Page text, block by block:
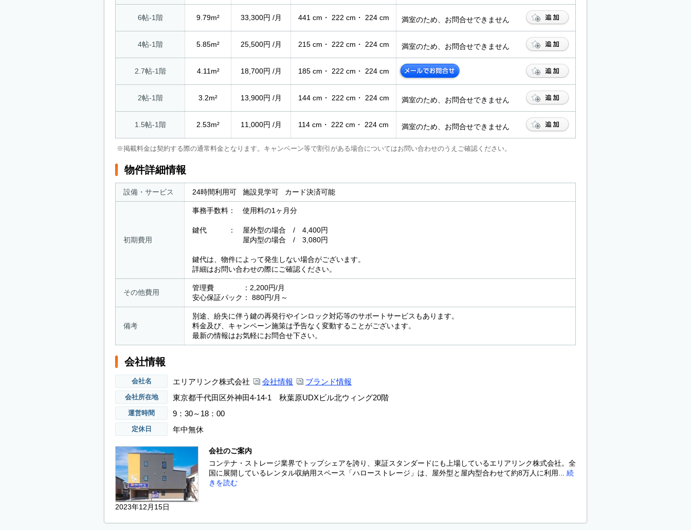
6帖-1階 9.79m² 33,300円 /月 441 cm・ 222 cm・ 224 cm 満室のため、お問合せできません
4帖-1階 5.85m² 25,500円 /月 215 cm・ 222 cm・ 224 cm 満室のため、お問合せできません
2.7帖-1階 4.11m² 18,700円 /月 185 cm・ 222 cm・ 224 cm
2帖-1階 3.2m² 13,900円 /月 144 cm・ 222 cm・ 224 cm 満室のため、お問合せできません
1.5帖-1階 2.53m² 11,000円 /月 114 cm・ 222 cm・ 224 cm 満室のため、お問合せできません
※掲載料金は契約する際の通常料金となります。キャンペーン等で割引がある場合についてはお問い合わせのうえご確認ください。
物件詳細情報
設備・サービス 24時間利用可 施設見学可 カード決済可能
初期費用
事務手数料： 使用料の1ヶ月分
鍵代 ： 屋外型の場合 / 4,400円
屋内型の場合 / 3,080円
鍵代は、物件によって発生しない場合がございます。
詳細はお問い合わせの際にご確認ください。
その他費用
管理費 ：2,200円/月
安心保証パック： 880円/月～
備考
別途、紛失に伴う鍵の再発行やインロック対応等のサポートサービスもあります。
料金及び、キャンペーン施策は予告なく変動することがございます。
最新の情報はお気軽にお問合せ下さい。
会社情報
会社名 エリアリンク株式会社 会社情報 ブランド情報
会社所在地 東京都千代田区外神田4-14-1 秋葉原UDXビル北ウィング20階
運営時間 9：30～18：00
定休日 年中無休
2023年12月15日
会社のご案内
コンテナ・ストレージ業界でトップシェアを誇り、東証スタンダードにも上場しているエリアリンク株式会社。全
国に展開しているレンタル収納用スペース「ハローストレージ」は、屋外型と屋内型合わせて約8万人に利用...
続
きを読む